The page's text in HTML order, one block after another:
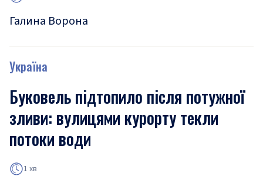
Галина Ворона
Україна
Буковель підтопило після потужної
зливи: вулицями курорту текли
потоки води
1 хв